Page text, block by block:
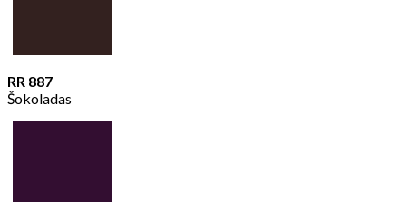
RR 887
Šokoladas